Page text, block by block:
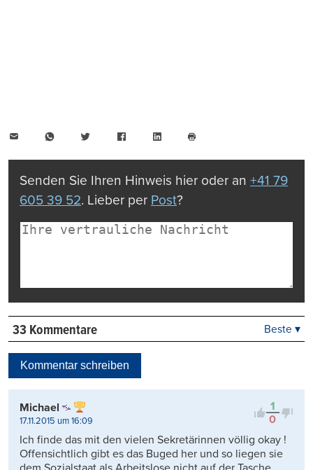
WhatsAppTwitter FacebookLinkedIn
drucken
Senden Sie Ihren Hinweis hier oder an +41 79
605 39 52. Lieber per Post?
33 Kommentare
Kontrovers
Beste ▾
Kommentar schreiben
1
0
Michael
17.11.2015 um 16:09
Ich finde das mit den vielen Sekretärinnen völlig okay !
Offensichtlich gibt es das Buged her und so liegen sie